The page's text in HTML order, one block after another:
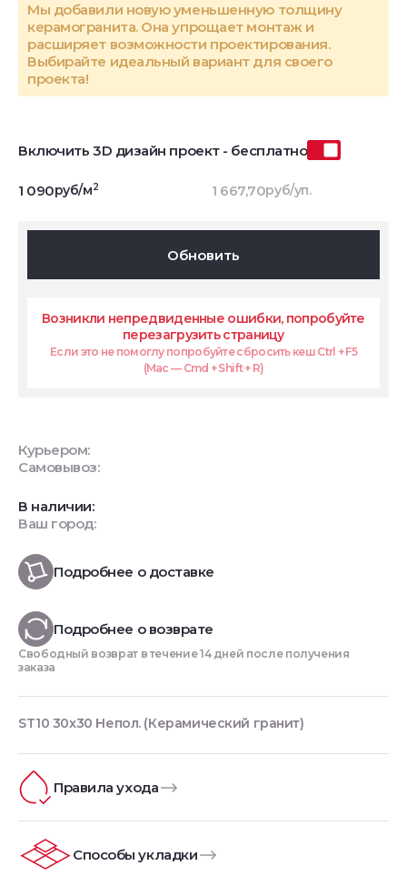
Мы добавили новую уменьшенную толщину
керамогранита. Она упрощает монтаж и
расширяет возможности проектирования.
Выбирайте идеальный вариант для своего
проекта!
Включить 3D дизайн проект - бесплатно
1 090руб/м2 1 667,70руб/уп.
Обновить
Возникли непредвиденные ошибки, попробуйте
перезагрузить страницу
Если это не помоглу попробуйте сбросить кеш Ctrl + F5
(Mac — Cmd + Shift + R)
Курьером:
Самовывоз:
В наличии:
Ваш город:
Подробнее о доставке
Подробнее о возврате
Свободный возврат в течение 14 дней после получения
заказа
ST10 30x30 Непол. (Керамический гранит)
Правила ухода
Способы укладки